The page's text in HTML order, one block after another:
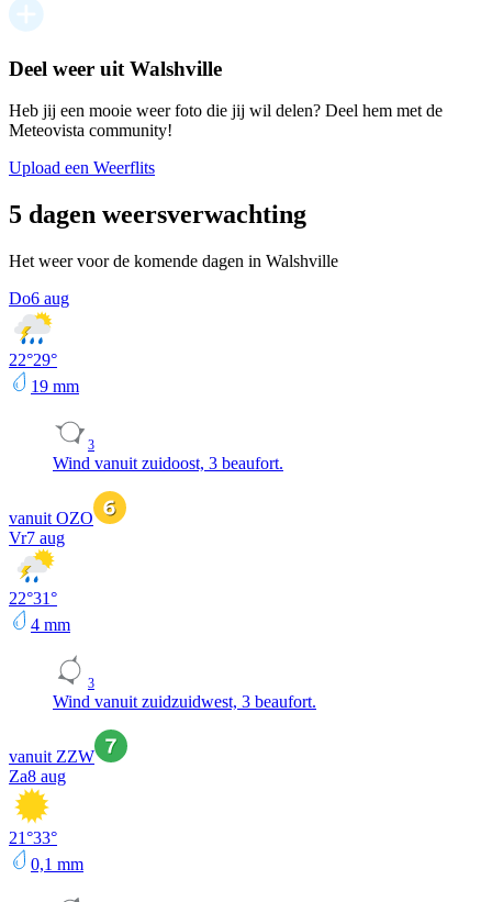
Deel weer uit Walshville
Heb jij een mooie weer foto die jij wil delen? Deel hem met de
Meteovista community!
Upload een Weerflits
5 dagen weersverwachting
Het weer voor de komende dagen in Walshville
Do6 aug
22°29°
19 mm
3
Wind vanuit zuidoost, 3 beaufort.
vanuit OZO
Vr7 aug
22°31°
4 mm
3
Wind vanuit zuidzuidwest, 3 beaufort.
vanuit ZZW
Za8 aug
21°33°
0,1 mm